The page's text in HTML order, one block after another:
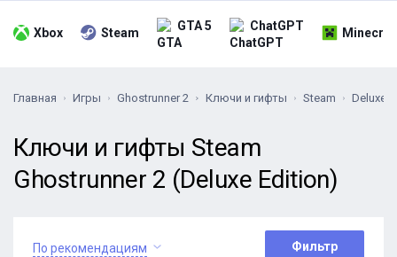
Xbox Steam GTA 5 ChatGPT
Главная Игры Ghostrunner 2 Ключи и гифты Steam Deluxe
Ключи и гифты Steam
Ghostrunner 2 (Deluxe Edition)
По рекомендациям Фильтр